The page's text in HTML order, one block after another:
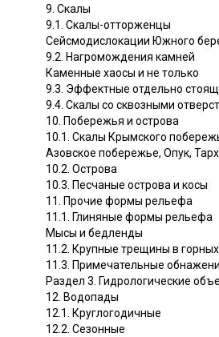
9. Скалы
9.1. Скалы-отторженцы
Сейсмодислокации Южного
9.2. Нагромождения камней
Каменные хаосы и не только
9.3. Эффектные отдельно
9.4. Скалы со сквозными
10. Побережья и острова
10.1. Скалы Крымского
Азовское побережье, Опук,
10.2. Острова
10.3. Песчаные острова и косы
11. Прочие формы рельефа
11.1. Глиняные формы рельефа
Мысы и бедленды
11.2. Крупные трещины в
11.3. Примечательные
Раздел 3. Гидрологические
12. Водопады
12.1. Круглогодичные
12.2. Сезонные